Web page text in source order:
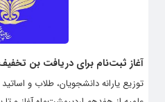
آغاز ثبت‌نام برای دریافت بن
توزیع یارانه دانشجویان، طلاب و